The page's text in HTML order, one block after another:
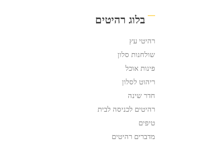
בלוג רהיטים
רהיטי עץ
שולחנות סלון
פינות אוכל
ריהוט לסלון
חדר שינה
רהיטים לכניסה לבית
טיפים
מדברים רהיטים